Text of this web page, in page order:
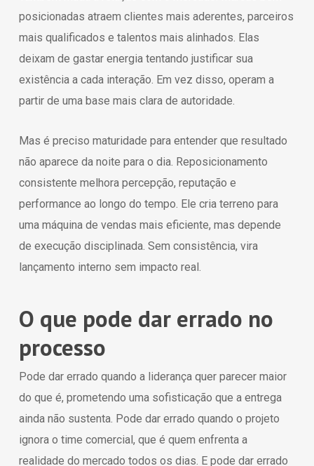
posicionadas atraem clientes mais aderentes, parceiros
mais qualificados e talentos mais alinhados. Elas
deixam de gastar energia tentando justificar sua
existência a cada interação. Em vez disso, operam a
partir de uma base mais clara de autoridade.
Mas é preciso maturidade para entender que resultado
não aparece da noite para o dia. Reposicionamento
consistente melhora percepção, reputação e
performance ao longo do tempo. Ele cria terreno para
uma máquina de vendas mais eficiente, mas depende
de execução disciplinada. Sem consistência, vira
lançamento interno sem impacto real.
O que pode dar errado no
processo
Pode dar errado quando a liderança quer parecer maior
do que é, prometendo uma sofisticação que a entrega
ainda não sustenta. Pode dar errado quando o projeto
ignora o time comercial, que é quem enfrenta a
realidade do mercado todos os dias. E pode dar errado